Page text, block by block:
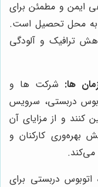
ایمن و مطمئن برای
به محل تحصیل است.
ترافیک و آلودگی
ها: شرکت ها و
دربستی، سرویس
کنند و از مزایای آن
بهره‌وری کارکنان و
اتوبوس دربستی برای